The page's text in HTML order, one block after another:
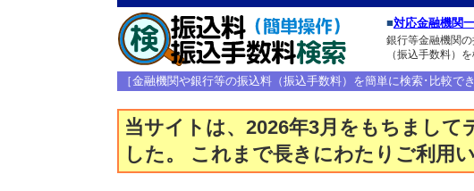
■対応金融機関
銀行等金融機関
（振込手数料）
［金融機関や銀行等の振込料（振込手数料）を簡単に検索･比較でき
当サイトは、2026年3月をもちまし
した。 これまで長きにわたりご利用